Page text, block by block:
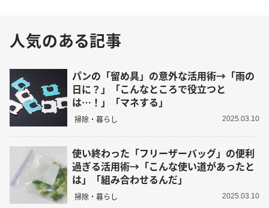
人気のある記事
パンの「留め具」の意外な活用術→「雨の
日に？」「こんなところで役立つと
は…！」「マネする」
掃除・暮らし 2025.03.10
使い終わった「フリーザーバッグ」の便利
過ぎる活用術→「こんな使い道があったと
は」「組み合わせるんだ」
掃除・暮らし 2025.03.10